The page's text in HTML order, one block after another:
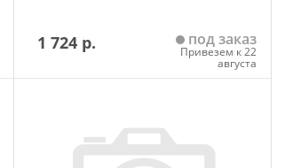
1 724 р. под заказ
Привезем к 22
августа